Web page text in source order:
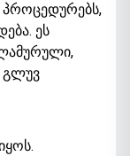
პროცედურებს,
ეს
გლუვ